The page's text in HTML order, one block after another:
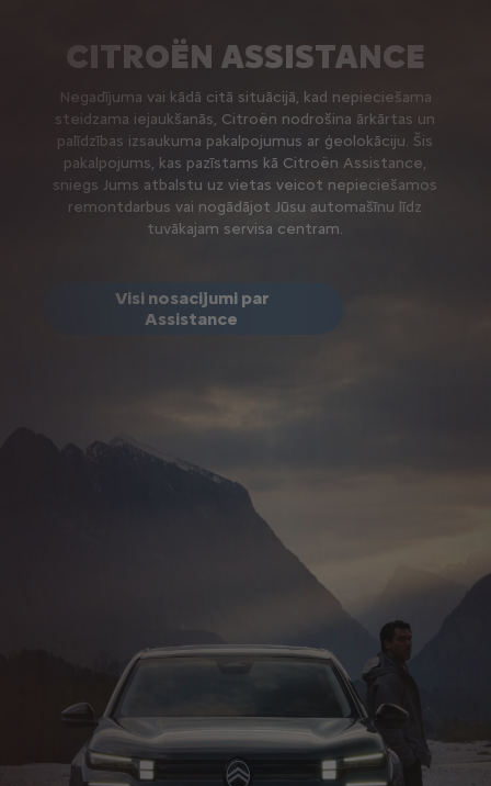
CITROËN ASSISTANCE
Negadījuma vai kādā citā situācijā, kad nepieciešama
steidzama iejaukšanās, Citroën nodrošina ārkārtas un
palīdzības izsaukuma pakalpojumus ar ģeolokāciju. Šis
pakalpojums, kas pazīstams kā Citroën Assistance,
sniegs Jums atbalstu uz vietas veicot nepieciešamos
remontdarbus vai nogādājot Jūsu automašīnu līdz
tuvākajam servisa centram.
Visi nosacijumi par
Assistance